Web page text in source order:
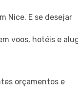
Nice. E se desejar
voos, hotéis e
orçamentos e